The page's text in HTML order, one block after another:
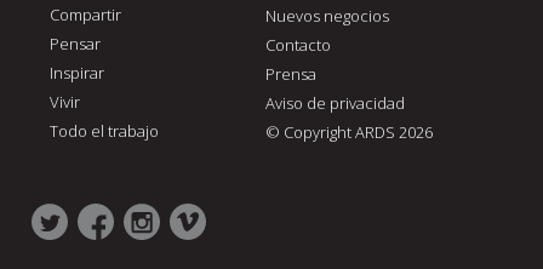
Compartir
Pensar
Inspirar
Vivir
Todo el trabajo
Nuevos negocios
Contacto
Prensa
Aviso de privacidad
© Copyright ARDS 2026